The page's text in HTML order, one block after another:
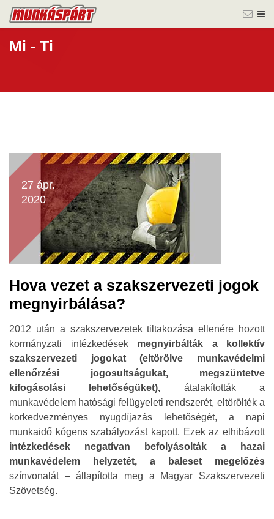
Mi - Ti
27 ápr.
2020
Hova vezet a szakszervezeti jogok
megnyirbálása?
2012 után a szakszervezetek tiltakozása ellenére hozott
kormányzati intézkedések megnyirbálták a kollektív
szakszervezeti jogokat(eltörölve munkavédelmi
ellenőrzési jogosultságukat, megszüntetve
kifogásolási lehetőségüket), átalakították a
munkavédelem hatósági felügyeleti rendszerét, eltörölték a
korkedvezményes nyugdíjazás lehetőségét, a napi
munkaidő kógens szabályozást kapott. Ezek az elhibázott
intézkedések negatívan befolyásolták a hazai
munkavédelem helyzetét, a baleset megelőzés
színvonalát–állapította meg a Magyar Szakszervezeti
Szövetség.